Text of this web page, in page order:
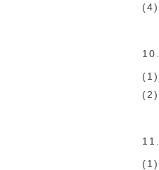
(4)
(1)
(2)
(1)